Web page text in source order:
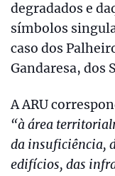
degradados e
símbolos
caso dos
Gandaresa, dos
A ARU
“à área
da insuficiência,
edifícios, das